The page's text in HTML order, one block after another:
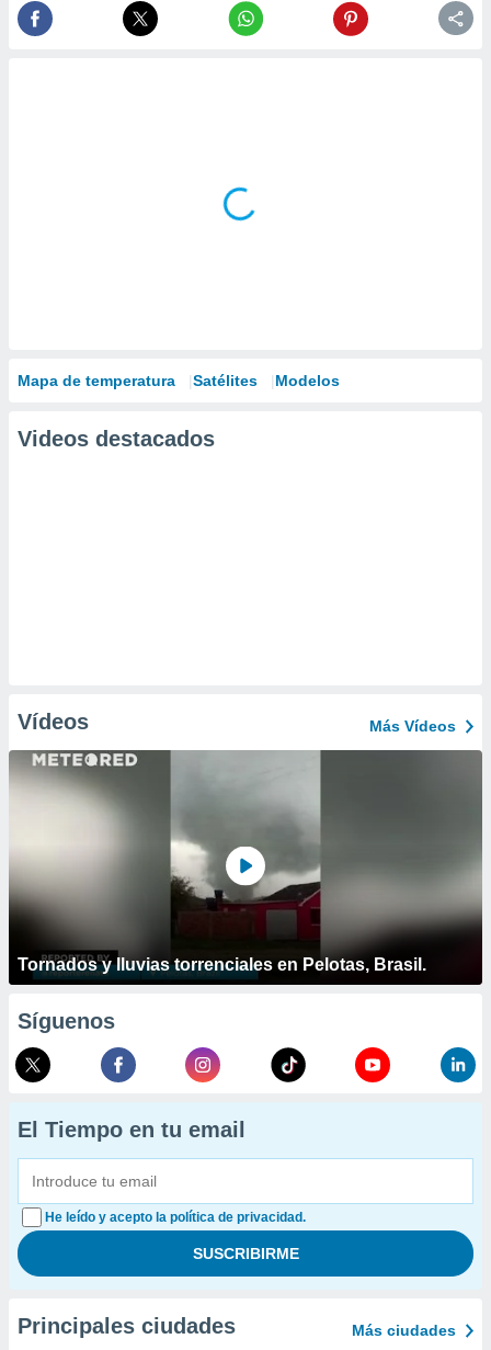
Mapa de temperatura Satélites Modelos
Videos destacados
Vídeos Más Vídeos
Tornados y lluvias torrenciales en Pelotas, Brasil.
Síguenos
El Tiempo en tu email
He leído y acepto la política de privacidad.
Principales ciudades Más ciudades